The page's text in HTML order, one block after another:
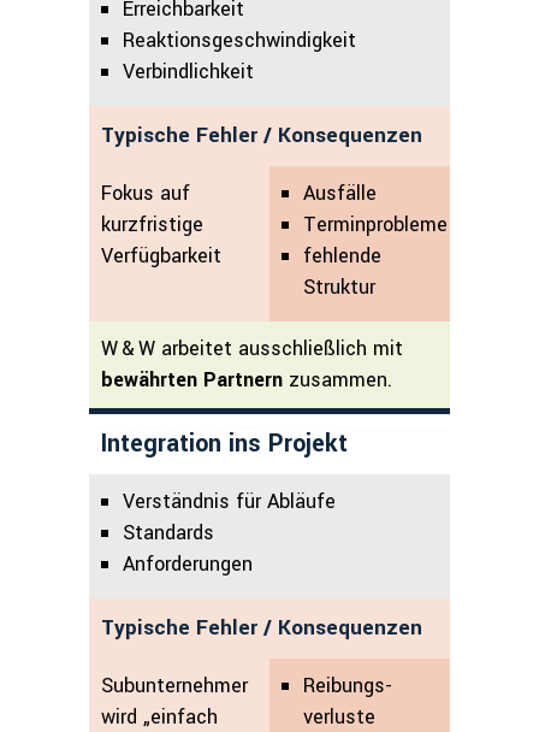
Erreichbarkeit
Reaktionsgeschwindigkeit
Verbindlichkeit
Typische Fehler / Konsequenzen
Fokus auf
kurzfristige
Verfügbarkeit
Ausfälle
Terminprobleme
fehlende
Struktur
W & W arbeitet ausschließlich mit
bewährten Partnern zusammen.
Integration ins Projekt
Verständnis für Abläufe
Standards
Anforderungen
Typische Fehler / Konsequenzen
Subunternehmer
wird „einfach
Reibungs­
verluste